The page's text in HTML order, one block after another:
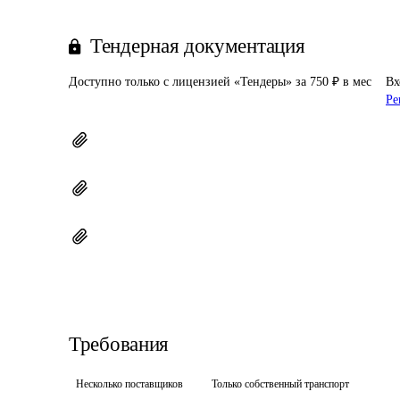
Тендерная документация
Доступно только с лицензией «Тендеры» за 750 ₽ в мес
Требования
Несколько поставщиков Только собственный транспорт